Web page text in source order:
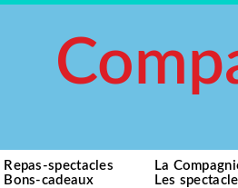
Repas-spectacles
Bons-cadeaux
La
Les